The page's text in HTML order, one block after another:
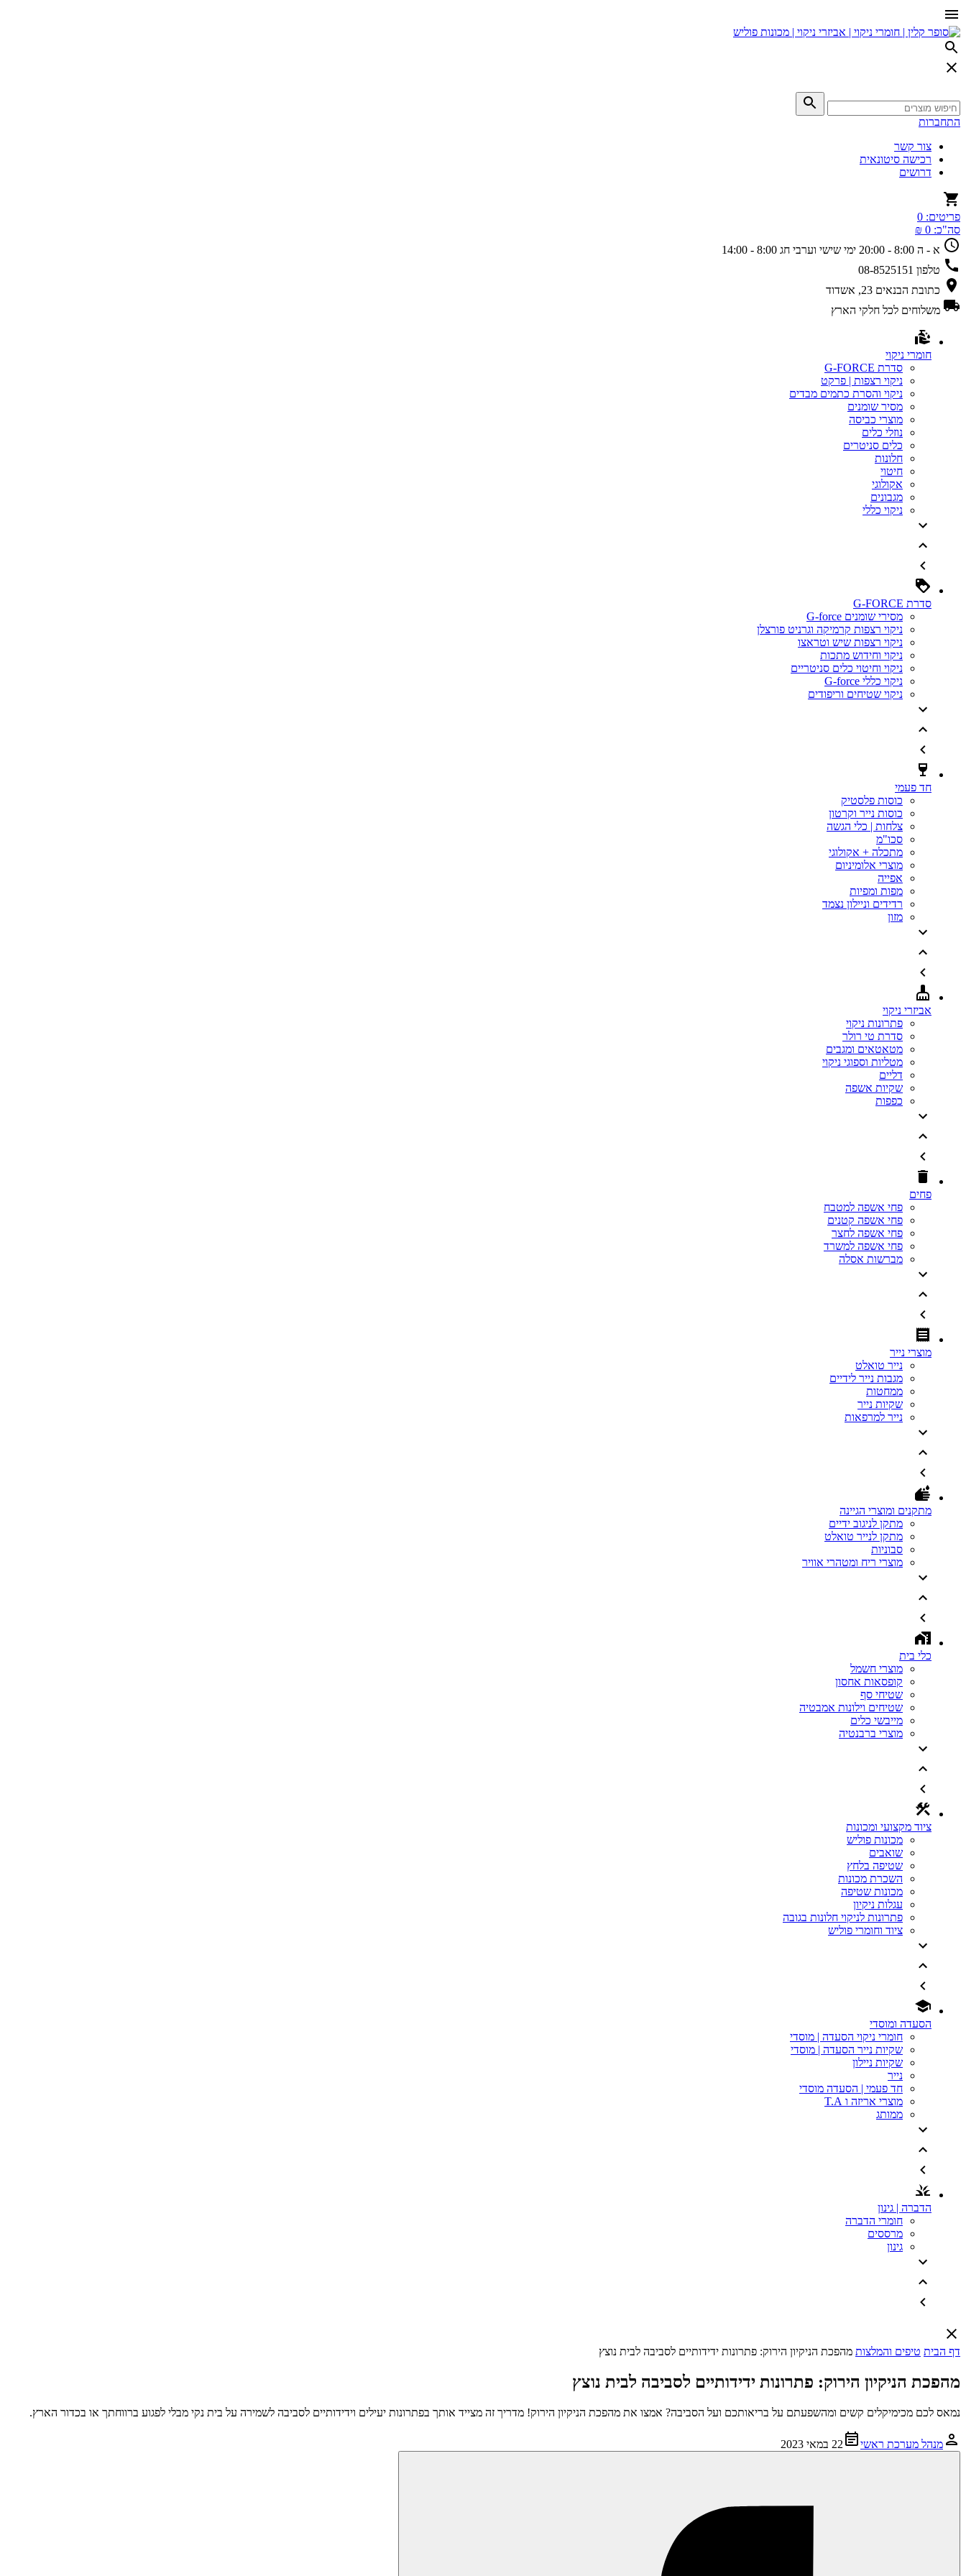
התחברות
צור קשר
רכישה סיטונאית
דרושים
פריטים: 0
סה"כ: 0 ₪
א - ה 8:00 - 20:00
ימי שישי וערבי חג 8:00 - 14:00
טלפון 08-8525151
כתובת הבנאים 23, אשדוד
משלוחים לכל חלקי הארץ
חומרי ניקוי
סדרת G-FORCE
ניקוי רצפות | פרקט
ניקוי והסרת כתמים מבדים
מסיר שומנים
מוצרי כביסה
נוזלי כלים
כלים סניטרים
חלונות
חיטוי
אקולוגי
מגבונים
ניקוי כללי
סדרת G-FORCE
מסירי שומנים G-force
ניקוי רצפות קרמיקה וגרניט פורצלן
ניקוי רצפות שיש וטראצו
ניקוי וחידוש מתכות
ניקוי וחיטוי כלים סניטריים
ניקוי כללי G-force
ניקוי שטיחים וריפודים
חד פעמי
כוסות פלסטיק
כוסות נייר וקרטון
צלחות | כלי הגשה
סכו"מ
מתכלה + אקולוגי
מוצרי אלומיניום
אפייה
מפות ומפיות
רדידים וניילון נצמד
מזון
אביזרי ניקוי
פתרונות ניקוי
סדרת טי רולר
מטאטאים ומגבים
מטליות וספוגי ניקוי
דליים
שקיות אשפה
כפפות
פחים
פחי אשפה למטבח
פחי אשפה קטנים
פחי אשפה לחצר
פחי אשפה למשרד
מברשות אסלה
מוצרי נייר
נייר טואלט
מגבות נייר לידיים
ממחטות
שקיות נייר
נייר למרפאות
מתקנים ומוצרי הגיינה
מתקן לניגוב ידיים
מתקן לנייר טואלט
סבוניות
מוצרי ריח ומטהרי אוויר
כלי בית
מוצרי חשמל
קופסאות אחסון
שטיחי סף
שטיחים וילונות אמבטיה
מייבשי כלים
מוצרי ברבנטיה
ציוד מקצועי ומכונות
מכונות פוליש
שואבים
שטיפה בלחץ
השכרת מכונות
מכונות שטיפה
עגלות ניקיון
פתרונות לניקוי חלונות בגובה
ציוד וחומרי פוליש
הסעדה ומוסדי
חומרי ניקוי הסעדה | מוסדי
שקיות נייר הסעדה | מוסדי
שקיות ניילון
נייר
חד פעמי | הסעדה מוסדי
מוצרי אריזה ו T.A
ממותג
הדברה | גינון
חומרי הדברה
מרססים
גינון
דף הבית טיפים והמלצות מהפכת הניקיון הירוק: פתרונות ידידותיים לסביבה לבית נוצץ
מהפכת הניקיון הירוק: פתרונות ידידותיים לסביבה לבית נוצץ
נמאס לכם מכימיקלים קשים ומהשפעתם על בריאותכם ועל הסביבה? אמצו את מהפכת הניקיון הירוק! מדריך זה מצייד אותך בפתרונות יעילים וידידותיים לסביבה לשמירה על בית נקי מבלי לפגוע ברווחתך או בכדור הארץ.
מנהל מערכת ראשי 22 במאי 2023